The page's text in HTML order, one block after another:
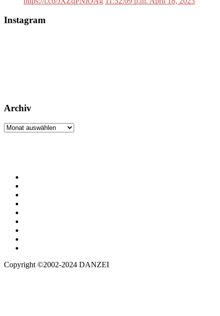
Instagram
Archiv
Archiv
Copyright ©2002-2024 DANZEI